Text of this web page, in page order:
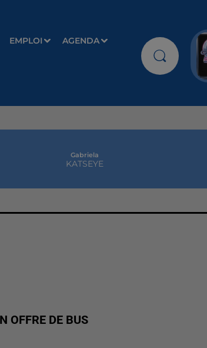
EMPLOI AGENDA
Gabriela
KATSEYE
OFFRE DE BUS